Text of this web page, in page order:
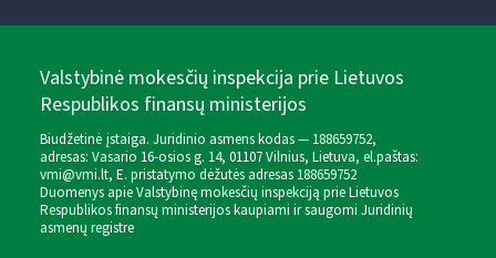
Valstybinė mokesčių inspekcija prie Lietuvos
Respublikos finansų ministerijos
Biudžetinė įstaiga. Juridinio asmens kodas — 188659752,
adresas: Vasario 16-osios g. 14, 01107 Vilnius, Lietuva, el.paštas:
vmi@vmi.lt, E. pristatymo dėžutės adresas 188659752
Duomenys apie Valstybinę mokesčių inspekciją prie Lietuvos
Respublikos finansų ministerijos kaupiami ir saugomi Juridinių
asmenų registre